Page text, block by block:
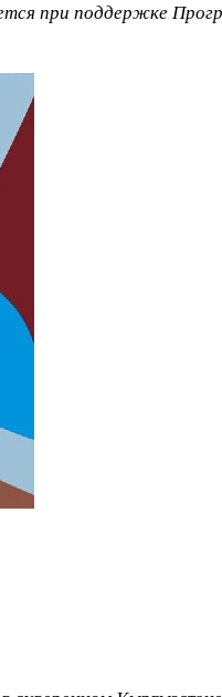
при поддержке